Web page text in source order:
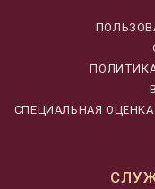
CПЕЦИАЛЬНАЯ